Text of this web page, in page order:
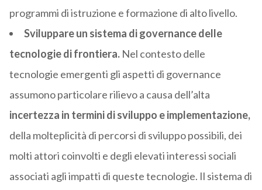
programmi di istruzione e formazione di alto livello.
Sviluppare un sistema di governance delle
tecnologie di frontiera. Nel contesto delle
tecnologie emergenti gli aspetti di governance
assumono particolare rilievo a causa dell’alta
incertezza in termini di sviluppo e implementazione,
della molteplicità di percorsi di sviluppo possibili, dei
molti attori coinvolti e degli elevati interessi sociali
associati agli impatti di queste tecnologie. Il sistema di